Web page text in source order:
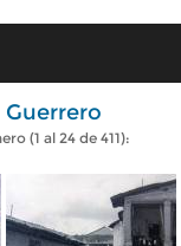
Guerrero
(1 al 24 de 411):